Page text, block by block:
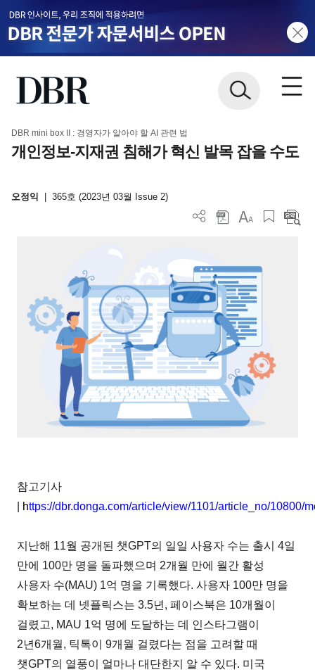
DBR mini box II : 경영자가 알아야 할 AI 관련 법
개인정보-지재권 침해가 혁신 발목 잡을 수도
오정익 365호 (2023년 03월 Issue 2)
참고기사
https://dbr.donga.com/article/view/1101/article_no/10800/
지난해 11월 공개된 챗GPT의 일일 사용자 수는 출시 4일
만에 100만 명을 돌파했으며 2개월 만에 월간 활성
사용자 수(MAU) 1억 명을 기록했다. 사용자 100만 명을
확보하는 데 넷플릭스는 3.5년, 페이스북은 10개월이
걸렸고, MAU 1억 명에 도달하는 데 인스타그램이
2년6개월, 틱톡이 9개월 걸렸다는 점을 고려할 때
챗GPT의 열풍이 얼마나 대단한지 알 수 있다. 미국